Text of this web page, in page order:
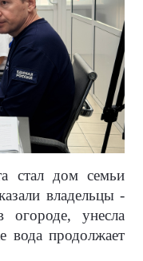
стал дом семьи
владельцы -
огороде, унесла
вода продолжает